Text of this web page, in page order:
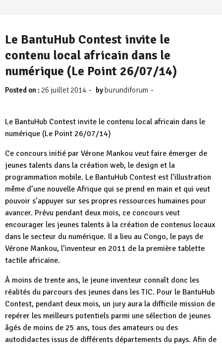
Le BantuHub Contest invite le
contenu local africain dans le
numérique (Le Point 26/07/14)
Posted on : 26 juillet 2014 - by burundiforum -
Le BantuHub Contest invite le contenu local africain dans le
numérique (Le Point 26/07/14)
Ce concours initié par Vérone Mankou veut faire émerger de
jeunes talents dans la création web, le design et la
programmation mobile. Le BantuHub Contest est l’illustration
même d’une nouvelle Afrique qui se prend en main et qui veut
pouvoir s’appuyer sur ses propres ressources humaines pour
avancer. Prévu pendant deux mois, ce concours veut
encourager les jeunes talents à la création de contenus locaux
dans le secteur du numérique. Il a lieu au Congo, le pays de
Vérone Mankou, l’inventeur en 2011 de la première tablette
tactile africaine.
À moins de trente ans, le jeune inventeur connaît donc les
réalités du parcours des jeunes dans les TIC. Pour le BantuHub
Contest, pendant deux mois, un jury aura la difficile mission de
repérer les meilleurs potentiels parmi une sélection de jeunes
âgés de moins de 25 ans, tous des amateurs ou des
autodidactes issus de différents départements du pays. Afin de